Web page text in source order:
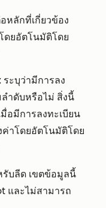
หลักที่เกี่ยวข้อง
ดยอัตโนมัติโดย
: ระบุว่ามีการลง
ำดับหรือไม่ สิ่งนี้
อมีการลงทะเบียน
าโดยอัตโนมัติโดย
บลีด เขตข้อมูลนี้
และไม่สามารถ